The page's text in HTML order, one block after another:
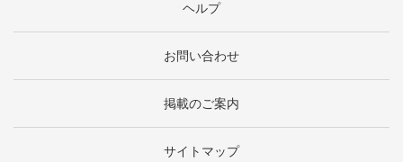
ヘルプ
お問い合わせ
掲載のご案内
サイトマップ